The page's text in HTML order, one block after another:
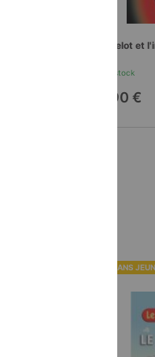
Langelot et
En stock
11,90 €
ROMANS